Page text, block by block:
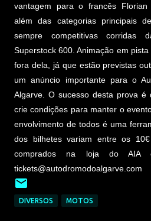
vantagem para o francês Florian
além das categorias principais
sempre competitivas corridas
Superstock 600. Animação em
fora dela, já que estão previstas
um anúncio importante para o
Algarve. O sucesso desta prova é
crie condições para manter o
envolvimento de todos é uma
dos bilhetes variam entre os
comprados na loja do AIA
tickets@autodromodoalgarve.com
DIVERSOS MOTOS